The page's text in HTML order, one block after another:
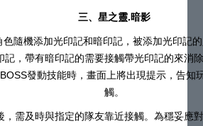
三、星之靈.暗影
色隨機添加光印記和暗印記，被添加光印記
記，帶有暗印記的需要接觸帶光印記的來消
發動技能時，畫面上將出現提示，告知
觸。
，需及時與指定的隊友靠近接觸。為穩妥應